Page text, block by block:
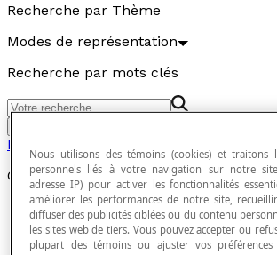
Recherche par Thème
Modes de représentation
Recherche par mots clés
Modes de représentation
Optimum
Nous utilisons des témoins (cookies) et traitons
personnels liés à votre navigation sur notre
adresse IP) pour activer les fonctionnalités
améliorer les performances de notre site,
diffuser des publicités ciblées ou du contenu
les sites web de tiers. Vous pouvez accepter ou
plupart des témoins ou ajuster vos